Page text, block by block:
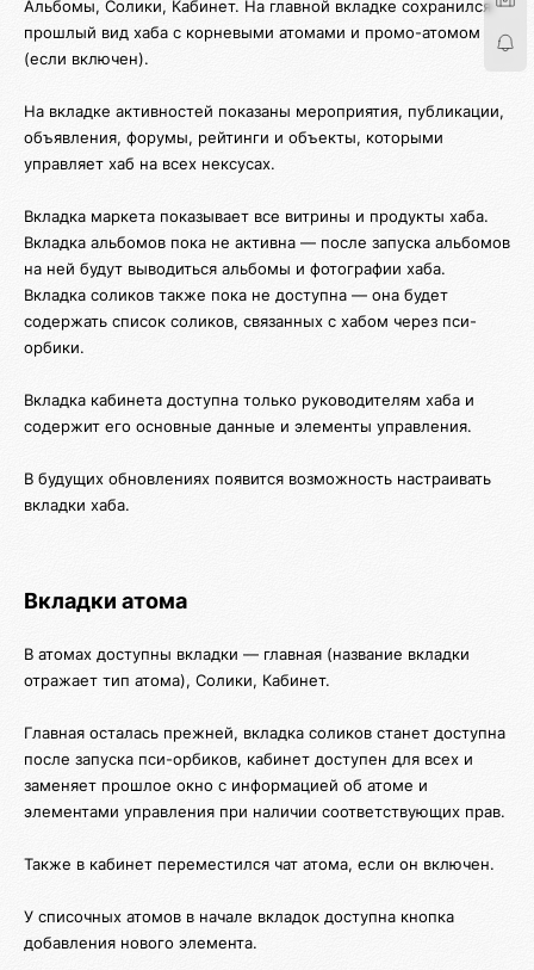
Альбомы, Солики, Кабинет. На главной вкладке сохранился
прошлый вид хаба с корневыми атомами и промо-атомом
(если включен).
На вкладке активностей показаны мероприятия, публикации,
объявления, форумы, рейтинги и объекты, которыми
управляет хаб на всех нексусах.
Вкладка маркета показывает все витрины и продукты хаба.
Вкладка альбомов пока не активна — после запуска альбомов
на ней будут выводиться альбомы и фотографии хаба.
Вкладка соликов также пока не доступна — она будет
содержать список соликов, связанных с хабом через пси-
орбики.
Вкладка кабинета доступна только руководителям хаба и
содержит его основные данные и элементы управления.
В будущих обновлениях появится возможность настраивать
вкладки хаба.
Вкладки атома
В атомах доступны вкладки — главная (название вкладки
отражает тип атома), Солики, Кабинет.
Главная осталась прежней, вкладка соликов станет доступна
после запуска пси-орбиков, кабинет доступен для всех и
заменяет прошлое окно с информацией об атоме и
элементами управления при наличии соответствующих прав.
Также в кабинет переместился чат атома, если он включен.
У списочных атомов в начале вкладок доступна кнопка
добавления нового элемента.